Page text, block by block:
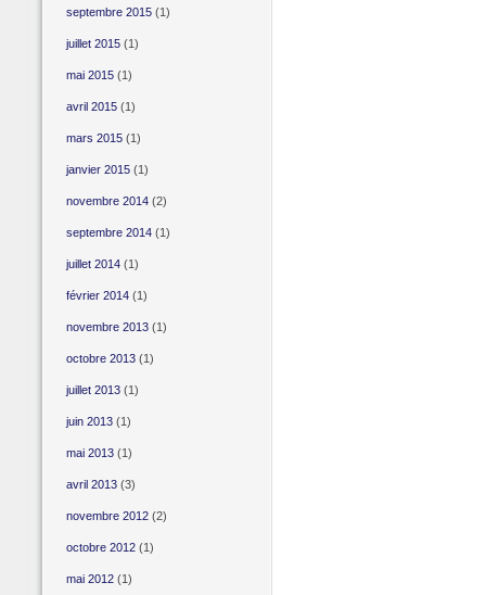
septembre 2015(1)
juillet 2015(1)
mai 2015(1)
avril 2015(1)
mars 2015(1)
janvier 2015(1)
novembre 2014(2)
septembre 2014(1)
juillet 2014(1)
février 2014(1)
novembre 2013(1)
octobre 2013(1)
juillet 2013(1)
juin 2013(1)
mai 2013(1)
avril 2013(3)
novembre 2012(2)
octobre 2012(1)
mai 2012(1)